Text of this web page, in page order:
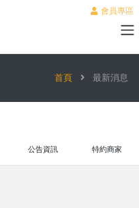
會員專區
首頁 最新消息
公告資訊 特約商家